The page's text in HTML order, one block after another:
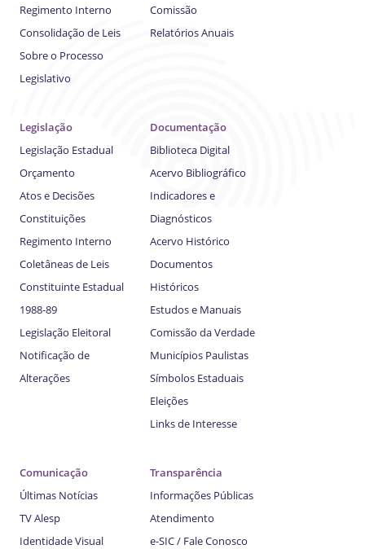
Regimento Interno
Consolidação de Leis
Sobre o Processo
Legislativo
Comissão
Relatórios Anuais
Legislação
Legislação Estadual
Orçamento
Atos e Decisões
Constituições
Regimento Interno
Coletâneas de Leis
Constituinte Estadual
1988-89
Legislação Eleitoral
Notificação de
Alterações
Documentação
Biblioteca Digital
Acervo Bibliográfico
Indicadores e
Diagnósticos
Acervo Histórico
Documentos
Históricos
Estudos e Manuais
Comissão da Verdade
Municípios Paulistas
Símbolos Estaduais
Eleições
Links de Interesse
Comunicação
Últimas Notícias
TV Alesp
Identidade Visual
Transparência
Informações Públicas
Atendimento
e-SIC / Fale Conosco